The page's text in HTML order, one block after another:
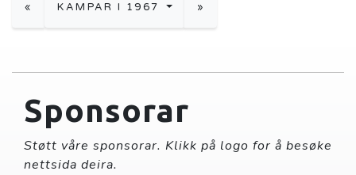
« KAMPAR I 1967 »
Sponsorar
Støtt våre sponsorar. Klikk på logo for å besøke
nettsida deira.